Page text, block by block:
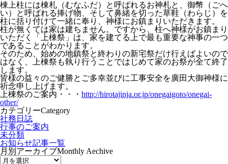
棟上柱には棟札（むなふだ）と呼ばれるお神札と、御幣（ごへ
い）と呼ばれる捧げ物、そして鼻緒を切った草鞋（わらじ）を
柱に括り付けて一緒に奉り、神様にお鎮まりいただきます。
柱が無くては家は建ちません。ですから、柱へ神様がお鎮まり
いただく「上棟祭」は、家を建てる上で最も重要な神事の一つ
であることがわかります。
そのため、始めの地鎮祭と終わりの新宅祭だけ行えばよいので
はなく、上棟祭も執り行うことではじめて家のお祭が全て終了
します。
皆様の益々のご健勝とご多幸並びに工事安全を廣田大御神様に
祈念申し上げます。
上棟祭のご案内・・・ http://hirotajinja.or.jp/onegaigoto/onegai-
other/
カテゴリーCategory
社務日誌
行事のご案内
未分類
お知らせ記事一覧
月別アーカイブMonthly Aechive